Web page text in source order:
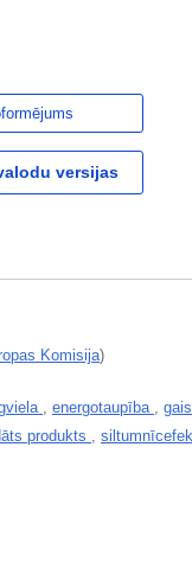
versijas
Komisija)
, energotaupība ,
produkts ,